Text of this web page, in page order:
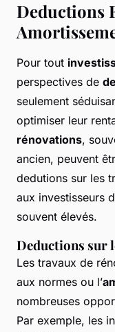
Deductions
Pour tout
perspectives de
seulement
optimiser leur
rénovations,
ancien, peuvent
dedutions sur les
aux investisseurs
souvent élevés.
Deductions sur
Les travaux de
aux normes ou l’
nombreuses
Par exemple, les